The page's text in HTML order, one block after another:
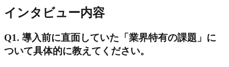
インタビュー内容
Q1. 導入前に直面していた「業界特有の課題」に
ついて具体的に教えてください。